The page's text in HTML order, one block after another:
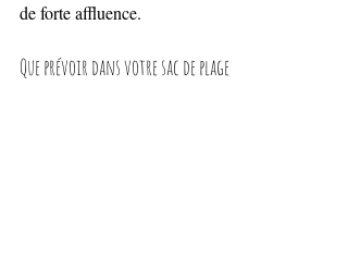
de forte affluence.
Que prévoir dans votre sac de plage